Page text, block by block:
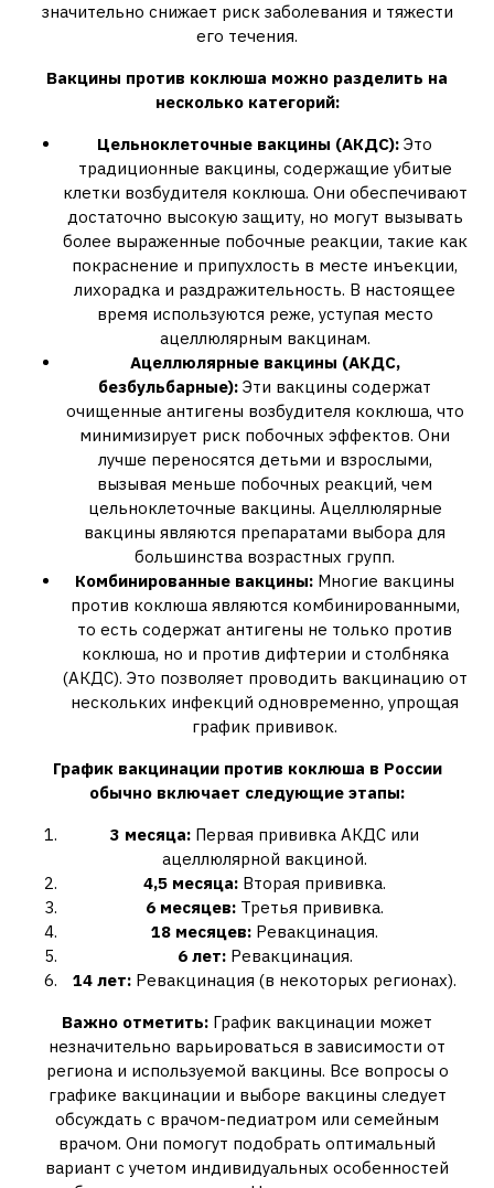
значительно снижает риск заболевания и тяжести
его течения.
Вакцины против коклюша можно разделить на
несколько категорий:
Цельноклеточные вакцины (АКДС): Это
традиционные вакцины, содержащие убитые
клетки возбудителя коклюша. Они обеспечивают
достаточно высокую защиту, но могут вызывать
более выраженные побочные реакции, такие как
покраснение и припухлость в месте инъекции,
лихорадка и раздражительность. В настоящее
время используются реже, уступая место
ацеллюлярным вакцинам.
Ацеллюлярные вакцины (АКДС,
безбульбарные): Эти вакцины содержат
очищенные антигены возбудителя коклюша, что
минимизирует риск побочных эффектов. Они
лучше переносятся детьми и взрослыми,
вызывая меньше побочных реакций, чем
цельноклеточные вакцины. Ацеллюлярные
вакцины являются препаратами выбора для
большинства возрастных групп.
Комбинированные вакцины: Многие вакцины
против коклюша являются комбинированными,
то есть содержат антигены не только против
коклюша, но и против дифтерии и столбняка
(АКДС). Это позволяет проводить вакцинацию от
нескольких инфекций одновременно, упрощая
график прививок.
График вакцинации против коклюша в России
обычно включает следующие этапы:
3 месяца: Первая прививка АКДС или
ацеллюлярной вакциной.
4,5 месяца: Вторая прививка.
6 месяцев: Третья прививка.
18 месяцев: Ревакцинация.
6 лет:Ревакцинация.
14 лет: Ревакцинация (в некоторых регионах).
Важно отметить: График вакцинации может
незначительно варьироваться в зависимости от
региона и используемой вакцины. Все вопросы о
графике вакцинации и выборе вакцины следует
обсуждать с врачом-педиатром или семейным
врачом. Они помогут подобрать оптимальный
вариант с учетом индивидуальных особенностей